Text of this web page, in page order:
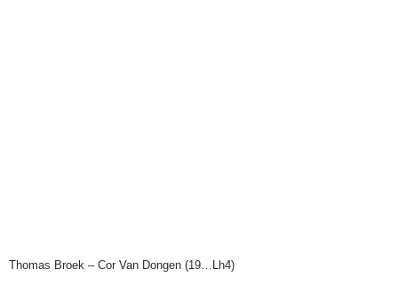
Thomas Broek – Cor Van Dongen (19…Lh4)